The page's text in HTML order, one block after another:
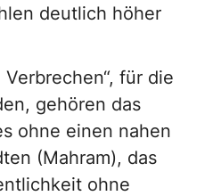
deutlich höher
für die
gehören das
ohne einen nahen
(Mahram), das
ohne